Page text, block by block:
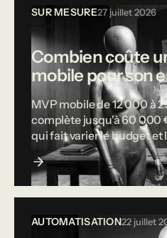
SUR MESURE27 juillet 2026
Combien coûte
mobile pour son
MVP mobile de 12 000 à
complète jusqu'à 60 000
qui fait varier le budget et
AUTOMATISATION22 juillet